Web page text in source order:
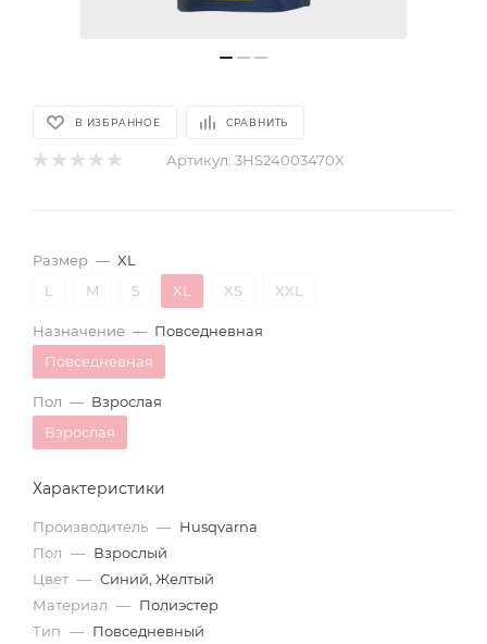
В ИЗБРАННОЕ СРАВНИТЬ
Артикул: 3HS24003470X
Размер — XL
L
M S XL XS XXL
Назначение — Повседневная
Повседневная
Пол — Взрослая
Взрослая
Характеристики
Производитель — Husqvarna
Пол — Взрослый
Цвет — Синий, Желтый
Материал — Полиэстер
Тип — Повседневный